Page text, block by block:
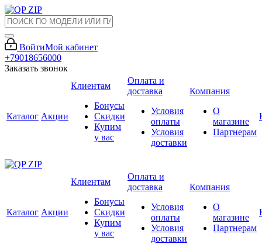
ВойтиМой кабинет
+79018656000
Заказать звонок
Каталог Акции
Клиентам
Бонусы
Скидки
Купим
у вас
Оплата и
доставка
Условия
оплаты
Условия
доставки
Компания
О
магазине
Партнерам
Каталог Акции
Клиентам
Бонусы
Скидки
Купим
у вас
Оплата и
доставка
Условия
оплаты
Условия
доставки
Компания
О
магазине
Партнерам